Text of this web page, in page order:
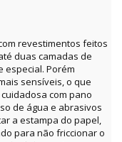
revestimentos feitos
duas camadas de
especial. Porém
sensíveis, o que
com pano
de água e abrasivos
a estampa do papel,
para não friccionar o